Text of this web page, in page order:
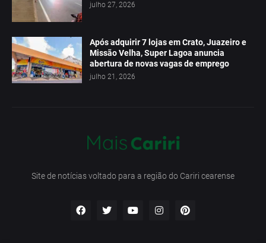
julho 27, 2026
Após adquirir 7 lojas em Crato, Juazeiro e
Missão Velha, Super Lagoa anuncia
abertura de novas vagas de emprego
julho 21, 2026
Site de notícias voltado para a região do Cariri cearense